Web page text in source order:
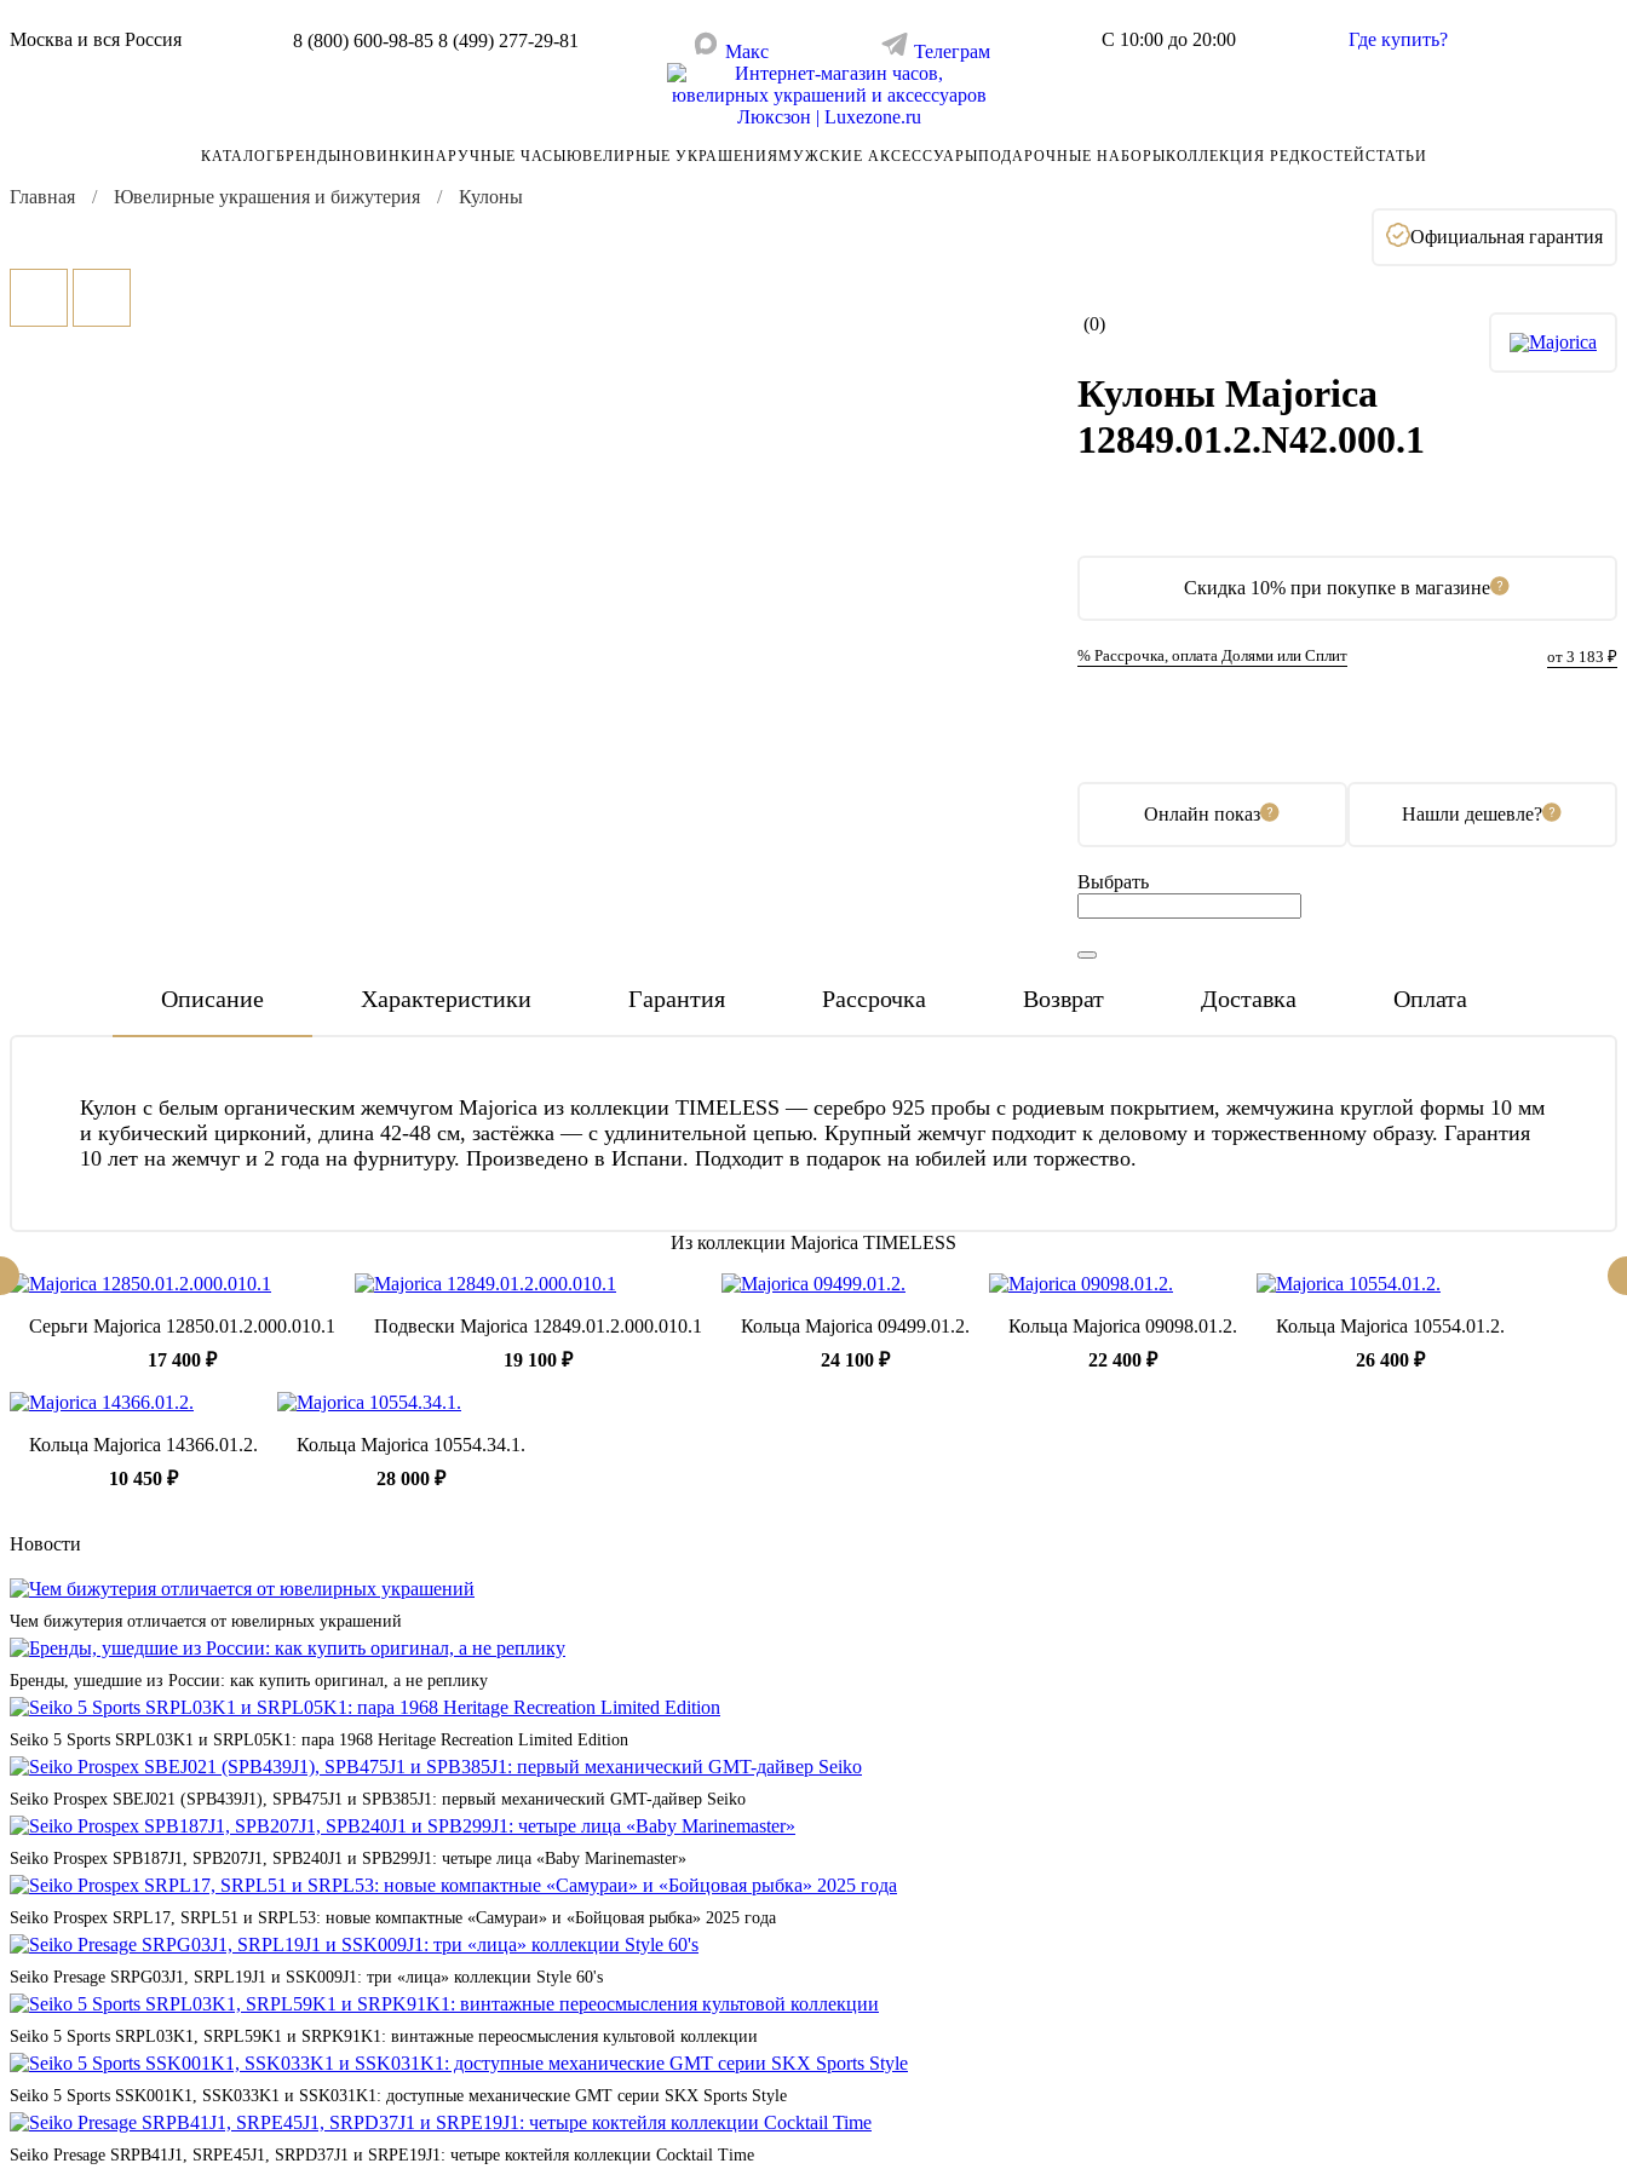
Москва и вся Россия 8 (800) 600-98-85 8 (499) 277-29-81
Макс Телеграм
С 10:00 до 20:00 Где купить?
КАТАЛОГБРЕНДЫНОВИНКИНАРУЧНЫЕ ЧАСЫЮВЕЛИРНЫЕ УКРАШЕНИЯМУЖСКИЕ АКСЕССУАРЫПОДАРОЧНЫЕ НАБОРЫКОЛЛЕКЦИЯ РЕДКОСТЕЙСТАТЬИ
Главная Ювелирные украшения и бижутерия
Кулоны
Официальная гарантия
(0)
Скидка 10% при покупке в магазине
% Рассрочка, оплата Долями или Сплит от 3 183 ₽
Кулоны Majorica
12849.01.2.N42.000.1
Онлайн показ Нашли дешевле?
Выбрать
Описание Характеристики Гарантия Рассрочка Возврат Доставка Оплата
Кулон с белым органическим жемчугом Majorica из коллекции TIMELESS — серебро 925 пробы с родиевым покрытием, жемчужина круглой формы 10 мм
и кубический цирконий, длина 42-48 см, застёжка — с удлинительной цепью. Крупный жемчуг подходит к деловому и торжественному образу. Гарантия
10 лет на жемчуг и 2 года на фурнитуру. Произведено в Испани. Подходит в подарок на юбилей или торжество.
Из коллекции Majorica TIMELESS
Серьги Majorica 12850.01.2.000.010.1
17 400 ₽
Подвески Majorica 12849.01.2.000.010.1
19 100 ₽
Кольца Majorica 09499.01.2.
24 100 ₽
Кольца Majorica 09098.01.2.
22 400 ₽
Кольца Majorica 10554.01.2.
26 400 ₽
Кольца Majorica 14366.01.2.
10 450 ₽
Кольца Majorica 10554.34.1.
28 000 ₽
Новости
Чем бижутерия отличается от ювелирных украшений
Бренды, ушедшие из России: как купить оригинал, а не реплику
Seiko 5 Sports SRPL03K1 и SRPL05K1: пара 1968 Heritage Recreation Limited Edition
Seiko Prospex SBEJ021 (SPB439J1), SPB475J1 и SPB385J1: первый механический GMT-дайвер Seiko
Seiko Prospex SPB187J1, SPB207J1, SPB240J1 и SPB299J1: четыре лица «Baby Marinemaster»
Seiko Prospex SRPL17, SRPL51 и SRPL53: новые компактные «Самураи» и «Бойцовая рыбка» 2025 года
Seiko Presage SRPG03J1, SRPL19J1 и SSK009J1: три «лица» коллекции Style 60's
Seiko 5 Sports SRPL03K1, SRPL59K1 и SRPK91K1: винтажные переосмысления культовой коллекции
Seiko 5 Sports SSK001K1, SSK033K1 и SSK031K1: доступные механические GMT серии SKX Sports Style
Seiko Presage SRPB41J1, SRPE45J1, SRPD37J1 и SRPE19J1: четыре коктейля коллекции Cocktail Time